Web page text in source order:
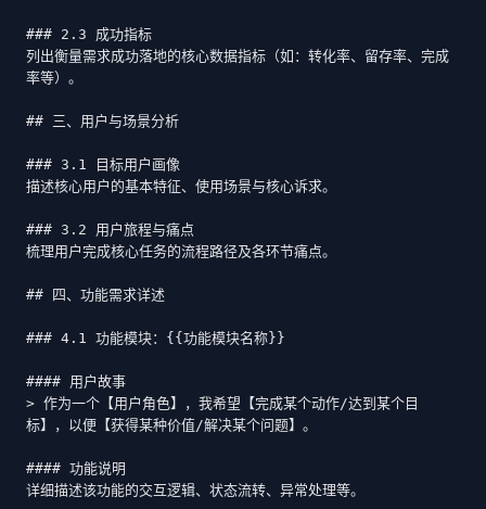
### 2.3 成功指标
列出衡量需求成功落地的核心数据指标（如：转化率、留存率、完成
率等）。
## 三、用户与场景分析
### 3.1 目标用户画像
描述核心用户的基本特征、使用场景与核心诉求。
### 3.2 用户旅程与痛点
梳理用户完成核心任务的流程路径及各环节痛点。
## 四、功能需求详述
### 4.1 功能模块：{{功能模块名称}}
#### 用户故事
> 作为一个【用户角色】，我希望【完成某个动作/达到某个目
标】，以便【获得某种价值/解决某个问题】。
#### 功能说明
详细描述该功能的交互逻辑、状态流转、异常处理等。